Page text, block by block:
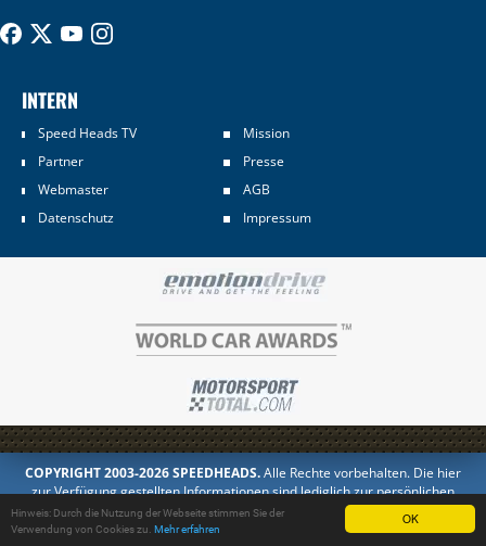
OK
Hinweis: Durch die Nutzung der Webseite stimmen Sie der
Verwendung von Cookies zu. Mehr erfahren
INTERN
Speed Heads TV
Mission
Partner
Presse
Webmaster
AGB
Datenschutz
Impressum
COPYRIGHT 2003-2026 SPEEDHEADS.Alle Rechte vorbehalten. Die hier
zur Verfügung gestellten Informationen sind lediglich zur persönlichen
Information bestimmt. Jedes Kopieren oder Veröffentlichen in anderer
Form ist untersagt.